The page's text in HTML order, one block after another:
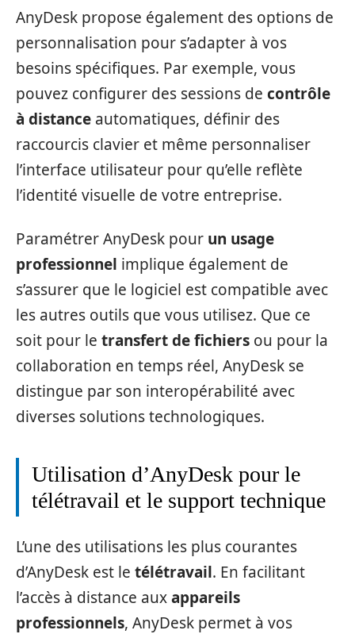
AnyDesk propose également des options de
personnalisation pour s’adapter à vos
besoins spécifiques. Par exemple, vous
pouvez configurer des sessions de contrôle
à distance automatiques, définir des
raccourcis clavier et même personnaliser
l’interface utilisateur pour qu’elle reflète
l’identité visuelle de votre entreprise.
Paramétrer AnyDesk pour un usage
professionnel implique également de
s’assurer que le logiciel est compatible avec
les autres outils que vous utilisez. Que ce
soit pour le transfert de fichiers ou pour la
collaboration en temps réel, AnyDesk se
distingue par son interopérabilité avec
diverses solutions technologiques.
Utilisation d’AnyDesk pour le
télétravail et le support technique
L’une des utilisations les plus courantes
d’AnyDesk est le télétravail. En facilitant
l’accès à distance auxappareils
professionnels, AnyDesk permet à vos